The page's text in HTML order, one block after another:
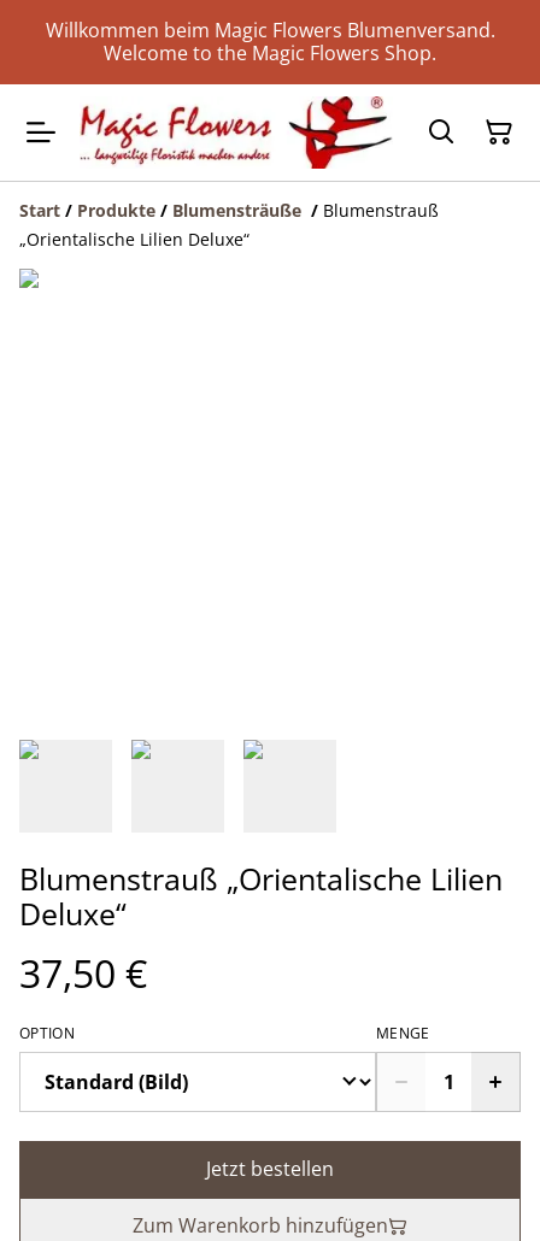
Willkommen beim Magic Flowers Blumenversand.
Welcome to the Magic Flowers Shop.
Start / Produkte / Blumensträuße / Blumenstrauß
„Orientalische Lilien Deluxe“
Blumenstrauß „Orientalische Lilien
Deluxe“
37,50 €
OPTION MENGE
Jetzt bestellen
Zum Warenkorb hinzufügen